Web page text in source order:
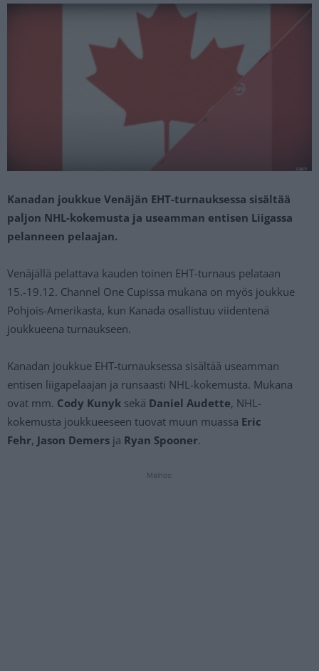
Kanadan joukkue Venäjän EHT-turnauksessa sisältää
paljon NHL-kokemusta ja useamman entisen Liigassa
pelanneen pelaajan.
Venäjällä pelattava kauden toinen EHT-turnaus pelataan
15.-19.12. Channel One Cupissa mukana on myös joukkue
Pohjois-Amerikasta, kun Kanada osallistuu viidentenä
joukkueena turnaukseen.
Kanadan joukkue EHT-turnauksessa sisältää useamman
entisen liigapelaajan ja runsaasti NHL-kokemusta. Mukana
ovat mm. Cody Kunyk sekä Daniel Audette, NHL-
kokemusta joukkueeseen tuovat muun muassa Eric
Fehr, Jason Demers ja Ryan Spooner.
Mainos: